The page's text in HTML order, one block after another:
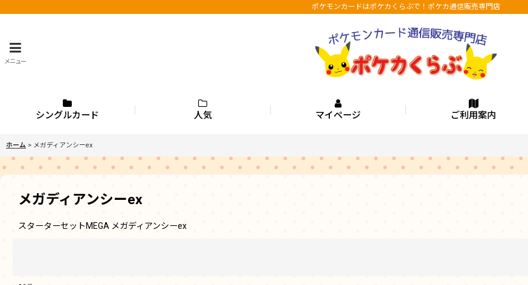
ポケモンカードはポケカくらぶで！ポケカ通信販売専門店
メニュー
シングルカード 人気 マイページ ご利用案内
ホーム > メガディアンシーex
メガディアンシーex
スターターセットMEGA メガディアンシーex